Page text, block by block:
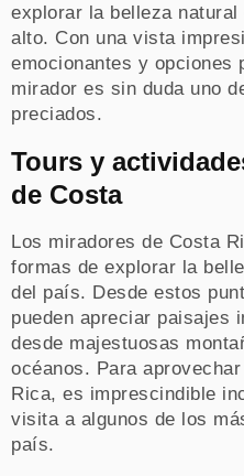
explorar la belleza
alto. Con una vista
emocionantes y opciones
mirador es sin duda uno
preciados.
Tours y
de Costa
Los miradores de Costa
formas de explorar la
del país. Desde estos
pueden apreciar paisajes
desde majestuosas
océanos. Para
Rica, es imprescindible
visita a algunos de los
país.